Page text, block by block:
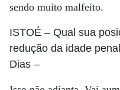
sendo muito malfeito.
ISTOÉ – Qual sua
redução da idade
Dias –